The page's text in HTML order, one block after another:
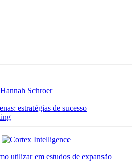
estratégias de sucesso
utilizar em estudos de expansão